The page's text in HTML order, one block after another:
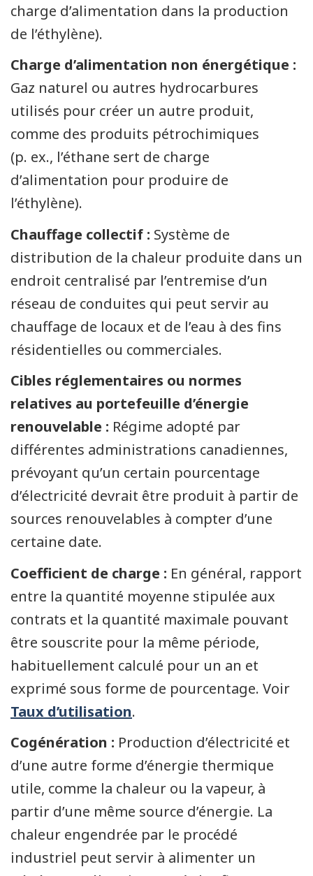
charge d’alimentation dans la production
de l’éthylène).
Charge d’alimentation non énergétique :
Gaz naturel ou autres hydrocarbures
utilisés pour créer un autre produit,
comme des produits pétrochimiques
(p. ex., l’éthane sert de charge
d’alimentation pour produire de
l’éthylène).
Chauffage collectif : Système de
distribution de la chaleur produite dans un
endroit centralisé par l’entremise d’un
réseau de conduites qui peut servir au
chauffage de locaux et de l’eau à des fins
résidentielles ou commerciales.
Cibles réglementaires ou normes
relatives au portefeuille d’énergie
renouvelable : Régime adopté par
différentes administrations canadiennes,
prévoyant qu’un certain pourcentage
d’électricité devrait être produit à partir de
sources renouvelables à compter d’une
certaine date.
Coefficient de charge : En général, rapport
entre la quantité moyenne stipulée aux
contrats et la quantité maximale pouvant
être souscrite pour la même période,
habituellement calculé pour un an et
exprimé sous forme de pourcentage. Voir
Taux d’utilisation.
Cogénération : Production d’électricité et
d’une autre forme d’énergie thermique
utile, comme la chaleur ou la vapeur, à
partir d’une même source d’énergie. La
chaleur engendrée par le procédé
industriel peut servir à alimenter un